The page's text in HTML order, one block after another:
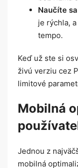
Naučíte
je rýchla,
tempo.
Keď už ste si
živú verziu cez
limitové
Mobilná
Jednou z
mobilná